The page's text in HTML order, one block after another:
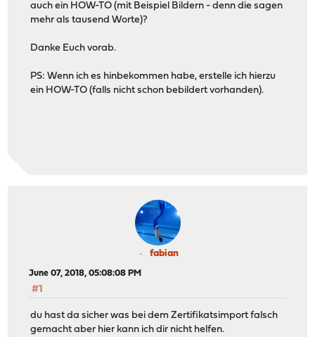
auch ein HOW-TO (mit Beispiel Bildern - denn die sagen
mehr als tausend Worte)?
Danke Euch vorab.
PS: Wenn ich es hinbekommen habe, erstelle ich hierzu
ein HOW-TO (falls nicht schon bebildert vorhanden).
fabian
June 07, 2018, 05:08:08 PM
#1
du hast da sicher was bei dem Zertifikatsimport falsch
gemacht aber hier kann ich dir nicht helfen.